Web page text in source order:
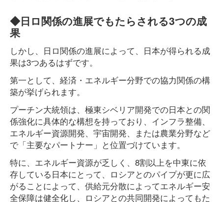
◆日ロ関係の進展でもたらされる3つの成
果
しかし、日ロ関係の進展によって、日本が得られる成
果は3つあるはずです。
第一として、経済・エネルギー分野での協力関係の構
築が挙げられます。
プーチン大統領は、極東シベリア開発での日本との関
係強化に具体的な構想を持っており、インフラ整備、
エネルギー資源開発、宇宙開発、または農業分野など
で「主要なパートナー」と位置づけています。
特に、エネルギー資源が乏しく、8割以上を中東に依
存している日本にとって、ロシアとのパイプが更に広
がることによって、供給元分散によってエネルギー安
全保障は健全化し、ロシアとの共同開発によってもた